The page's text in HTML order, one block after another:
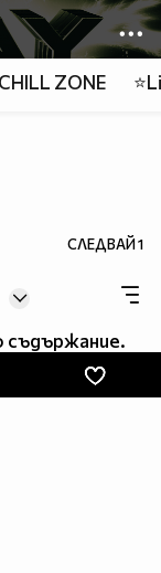
ZONE
СЛЕДВАЙ1
съдържание.